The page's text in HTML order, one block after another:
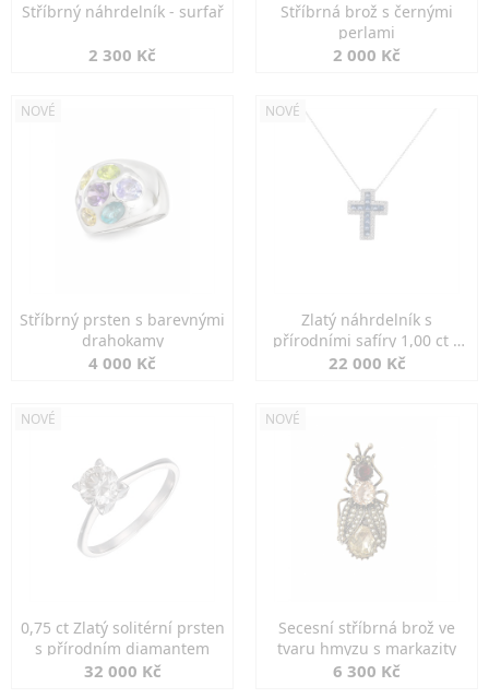
Stříbrný náhrdelník - surfař
2 300 Kč
Stříbrná brož s černými
perlami
2 000 Kč
NOVÉ
Stříbrný prsten s barevnými
drahokamy
4 000 Kč
NOVÉ
Zlatý náhrdelník s
přírodními safíry 1,00 ct a
diamanty
22 000 Kč
NOVÉ
0,75 ct Zlatý solitérní prsten
s přírodním diamantem
32 000 Kč
NOVÉ
Secesní stříbrná brož ve
tvaru hmyzu s markazity
6 300 Kč